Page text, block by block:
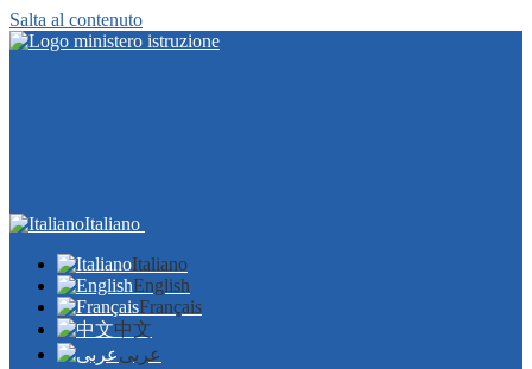
Salta al contenuto
Italiano
Italiano
English
Français
中文
عربى